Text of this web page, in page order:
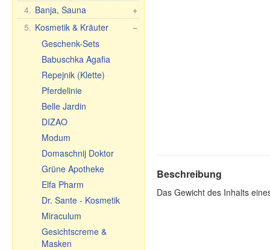
Spieße
Dampfkocher
Haushaltswaren
Waschen und Reinigen
Teig- &
Maultaschenformen &
Zubehör
Tischdecken
Fleischwölfe und
Zubehör
Backen, Tee, Kaffee
Töpfe aus Keramik
Geschirr aus Keramik
Glasgeschirr
Kochkessel,
Feuerkessel, Kochtöpfe
Geschirr aus Gusseisen
Küchen-Elektrogeräte
Andere Elektrogeräte
+
4. Banja, Sauna
Saunareisig
Saunabekleidung
Saunazubehör
Kosmetik
Sauna/Badewanne
−
5. Kosmetik & Kräuter
Geschenk-Sets
Babuschka Agafia
Repejnik (Klette)
Pferdelinie
Belle Jardin
DIZAO
Modum
Domaschnij Doktor
Grüne Apotheke
Elfa Pharm
Dr. Sante - Kosmetik
Miraculum
Gesichtscreme &
Masken
Beschreibung
Das Gewicht des Inhalts